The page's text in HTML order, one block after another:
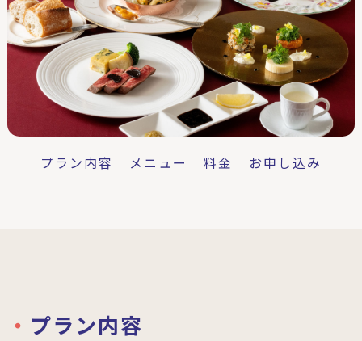
プラン内容 メニュー 料金 お申し込み
プラン内容